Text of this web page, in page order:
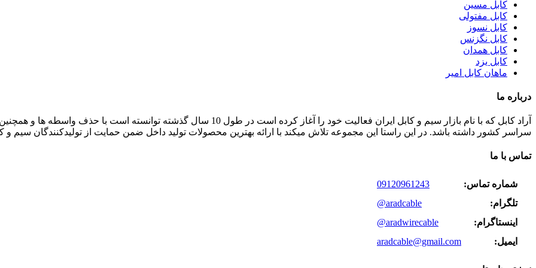
کابل مسین
کابل مفتولی
کابل نسوز
کابل نگزنس
کابل همدان
کابل یزد
ماهان کابل امیر
درباره ما
آراد کابل که با نام بازار سیم و کابل ایران فعالیت خود را آغاز کرده است در طول 10
سراسر کشور داشته باشد. در این راستا این مجموعه تلاش میکند با ارائه بهترین محصولات تولید داخل ضمن حمایت از تولیدکنندگان سیم
تماس با ما
شماره تماس:
09120961243
تلگرام:
@aradcable
اینستاگرام:
@aradwirecable
ایمیل:
aradcable@gmail.com